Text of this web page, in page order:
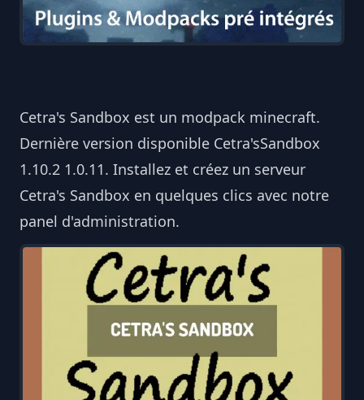
Cetra's Sandbox est un modpack minecraft.
Dernière version disponible Cetra'sSandbox
1.10.2 1.0.11. Installez et créez un serveur
Cetra's Sandbox en quelques clics avec notre
panel d'administration.